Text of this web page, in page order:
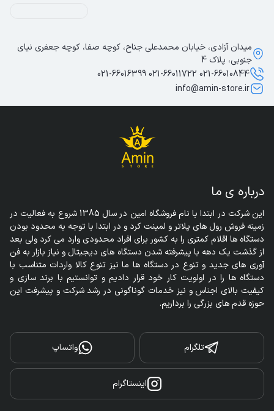
درباره ی ما
حوزه قدم های بزرگی را برداریم.
تلگرام واتساپ
اینستاگرام
میدان آزادی، خیابان محمدعلی جناح، کوچه صفا، کوچه جعفری نیای
جنوبی، پلاک 4
021-66010844 021-66011722 021-66016399
info@amin-store.ir